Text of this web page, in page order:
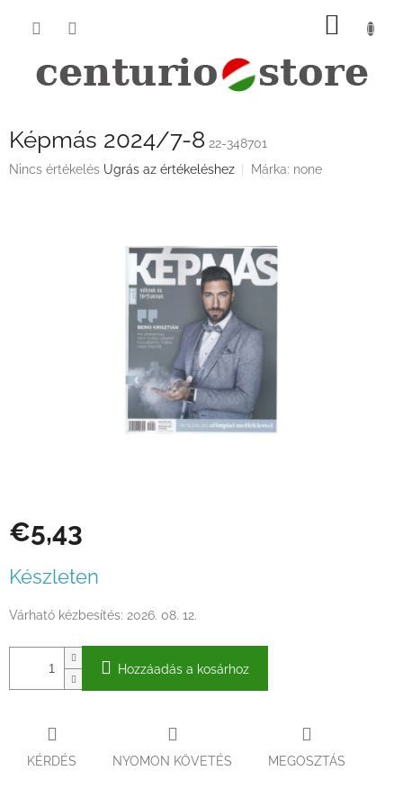
KOSÁR
Képmás 2024/7-8 22-348701
A
Nincs értékelés Ugrás az értékeléshez Márka: none
€5,43
Készleten
Várható kézbesítés: 2026. 08. 12.
Hozzáadás a kosárhoz
KÉRDÉS NYOMON KÖVETÉS MEGOSZTÁS